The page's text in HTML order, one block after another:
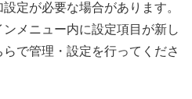
定が必要な場合があります。
メニュー内に設定項目が新し
で管理・設定を行ってくださ